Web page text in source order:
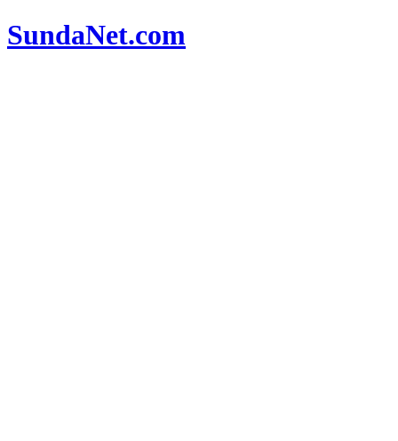
SundaNet.com